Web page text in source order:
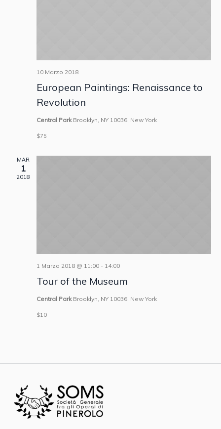
10 Marzo 2018
European Paintings: Renaissance to
Revolution
Central Park Brooklyn, NY 10036, New York
$75
MAR
1
2018
1 Marzo 2018 @ 11:00 - 14:00
Tour of the Museum
Central Park Brooklyn, NY 10036, New York
$10